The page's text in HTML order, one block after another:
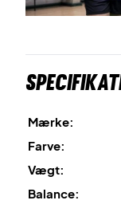
Mærke:
Farve:
Vægt:
Balance: